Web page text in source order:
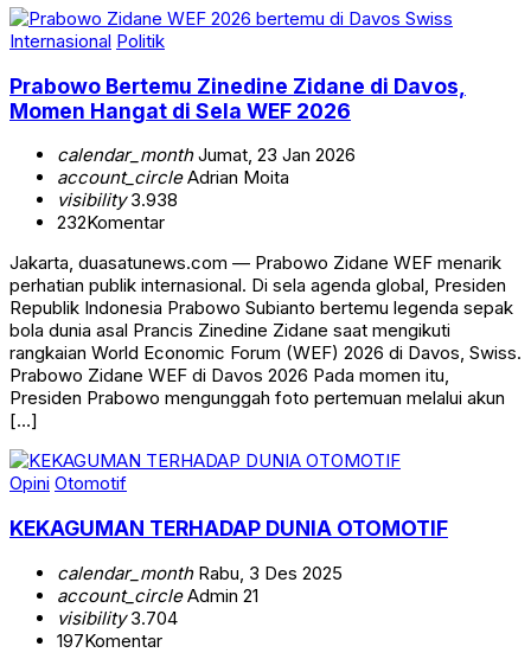
Internasional Politik
Prabowo Bertemu Zinedine Zidane di Davos,
Momen Hangat di Sela WEF 2026
calendar_monthJumat, 23 Jan 2026
account_circleAdrian Moita
visibility3.938
232Komentar
Jakarta, duasatunews.com — Prabowo Zidane WEF menarik
perhatian publik internasional. Di sela agenda global, Presiden
Republik Indonesia Prabowo Subianto bertemu legenda sepak
bola dunia asal Prancis Zinedine Zidane saat mengikuti
rangkaian World Economic Forum (WEF) 2026 di Davos, Swiss.
Prabowo Zidane WEF di Davos 2026 Pada momen itu,
Presiden Prabowo mengunggah foto pertemuan melalui akun
[…]
Opini Otomotif
KEKAGUMAN TERHADAP DUNIA OTOMOTIF
calendar_monthRabu, 3 Des 2025
account_circleAdmin 21
visibility3.704
197Komentar